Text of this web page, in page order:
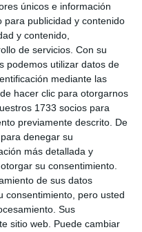
únicos e información
para publicidad y contenido
y contenido,
de servicios. Con su
podemos utilizar datos de
mediante las
hacer clic para otorgarnos
1733 socios para
previamente descrito. De
denegar su
más detallada y
su consentimiento.
de sus datos
consentimiento, pero usted
Sus
sitio web. Puede cambiar
Gobierno que
de verano del
del Sol
a Cs que en
celebró un consejo
al equipo de
convoque el
Municipal